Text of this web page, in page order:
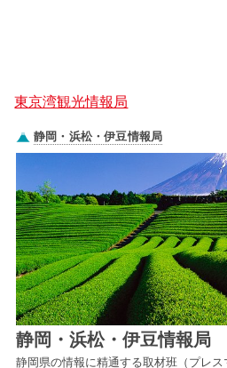
東京湾観光情報局